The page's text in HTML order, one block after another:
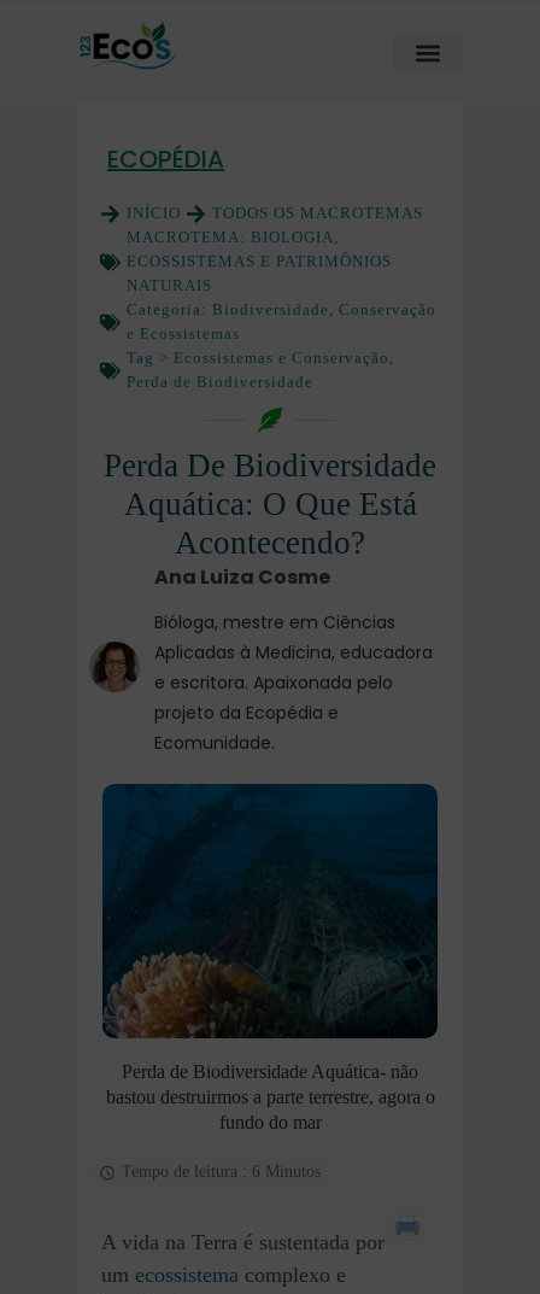
ECOPÉDIA
INÍCIO
TODOS OS MACROTEMAS
MACROTEMA: BIOLOGIA,
ECOSSISTEMAS E PATRIMÔNIOS
NATURAIS
Categoria: Biodiversidade, Conservação
e Ecossistemas
Tag > Ecossistemas e Conservação ,
Perda de Biodiversidade
Perda De Biodiversidade
Aquática: O Que Está
Acontecendo?
Ana Luiza Cosme
Bióloga, mestre em Ciências
Aplicadas à Medicina, educadora
e escritora. Apaixonada pelo
projeto da Ecopédia e
Ecomunidade.
Perda de Biodiversidade Aquática- não
bastou destruirmos a parte terrestre, agora o
fundo do mar
Tempo de leitura : 6 Minutos
A vida na Terra é sustentada por
um ecossistema complexo e